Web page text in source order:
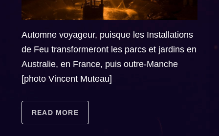
Automne voyageur, puisque les Installations
de Feu transformeront les parcs et jardins en
Australie, en France, puis outre-Manche
[photo Vincent Muteau]
READ MORE